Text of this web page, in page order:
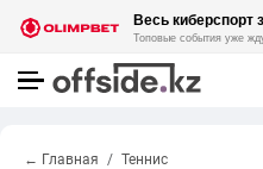
← Главная Теннис